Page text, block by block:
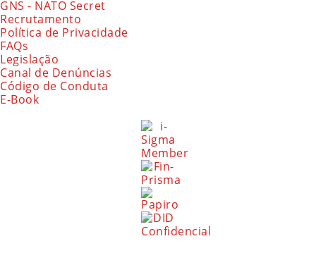
GNS - NATO Secret
Recrutamento
Política de Privacidade
FAQs
Legislação
Canal de Denúncias
Código de Conduta
E-Book